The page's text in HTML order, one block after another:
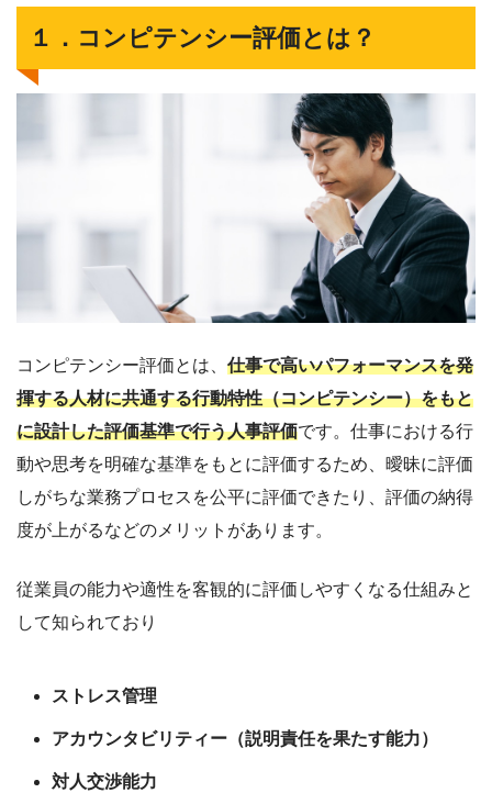
１．コンピテンシー評価とは？
コンピテンシー評価とは、 仕事で高いパフォーマンスを発
揮する人材に共通する行動特性（コンピテンシー）をもと
に設計した評価基準で行う人事評価です。仕事における行
動や思考を明確な基準をもとに評価するため、曖昧に評価
しがちな業務プロセスを公平に評価できたり、評価の納得
度が上がるなどのメリットがあります。
従業員の能力や適性を客観的に評価しやすくなる仕組みと
して知られており
ストレス管理
アカウンタビリティー（説明責任を果たす能力）
対人交渉能力